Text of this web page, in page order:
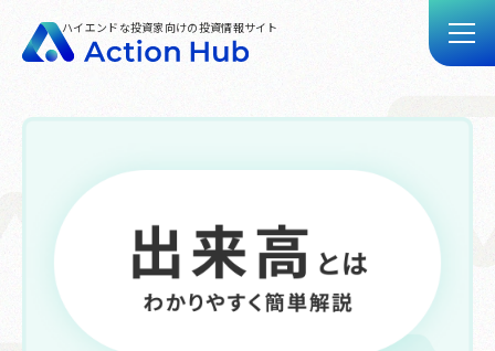
ハイエンドな投資家向けの投資情報サイト
Action Hubとは